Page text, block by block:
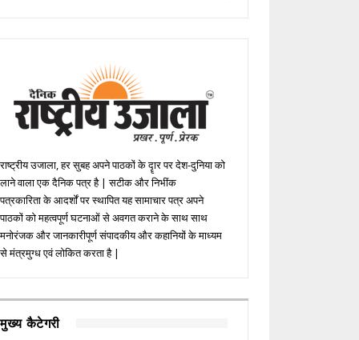
राष्ट्रीय उजाला, हर सुबह अपने पाठकों के दॄार पर देश-दुनिया को
लाने वाला एक दैनिक पत्र है | सटीक और निभींक
पत्रकारिता के आदर्शों पर स्थापित यह सामाचार पत्र अपने
पाठकों को महत्वपूर्ण घटनाओं से अवगत कराने के साथ साथ
मनोरंजक और जानकारीपूर्ण संपादकीय और कहानियों के माध्यम
से मंत्रमुग्ध एवं लोकित करता है |
मुख्य कैटेगरी